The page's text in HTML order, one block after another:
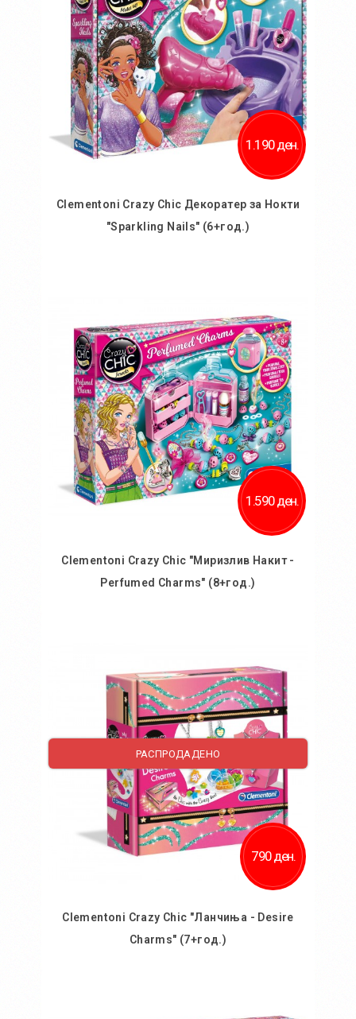
1.190 ден.
Clementoni Crazy Chic Декоратер за Нокти
"Sparkling Nails" (6+год.)
Додај во желби
Додај за споредба
1.590 ден.
Clementoni Crazy Chic "Миризлив Накит -
Perfumed Charms" (8+год.)
Додај во желби
Додај за споредба
РАСПРОДАДЕНО
790 ден.
Clementoni Crazy Chic "Ланчиња - Desire
Charms" (7+год.)